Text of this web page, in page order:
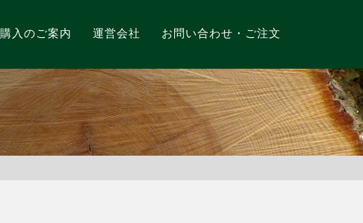
購入のご案内 運営会社 お問い合わせ・ご注文